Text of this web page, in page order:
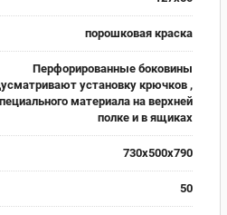
порошковая краска
Перфорированные боковины
установку крючков ,
материала на верхней
полке и в ящиках
730х500х790
50